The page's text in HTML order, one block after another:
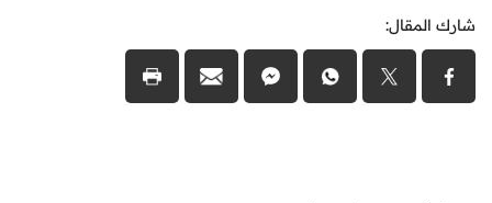
شارك المقال: